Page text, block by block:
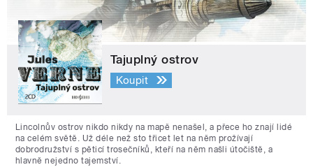
Tajuplný ostrov
Koupit
Lincolnův ostrov nikdo nikdy na mapě nenašel, a přece ho znají lidé
na celém světě. Už déle než sto třicet let na něm prožívají
dobrodružství s pěticí trosečníků, kteří na něm našli útočiště, a
hlavně nejedno tajemství.